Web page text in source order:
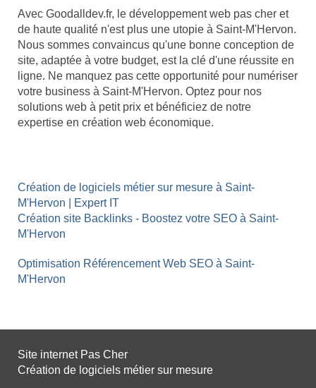
Avec Goodalldev.fr, le développement web pas cher et
de haute qualité n'est plus une utopie à Saint-M'Hervon.
Nous sommes convaincus qu'une bonne conception de
site, adaptée à votre budget, est la clé d'une réussite en
ligne. Ne manquez pas cette opportunité pour numériser
votre business à Saint-M'Hervon. Optez pour nos
solutions web à petit prix et bénéficiez de notre
expertise en création web économique.
Création de logiciels métier sur mesure à Saint-
M'Hervon | Expert IT
Création site Backlinks - Boostez votre SEO à Saint-
M'Hervon
Optimisation Référencement Web SEO à Saint-
M'Hervon
Site internet Pas Cher
Création de logiciels métier sur mesure